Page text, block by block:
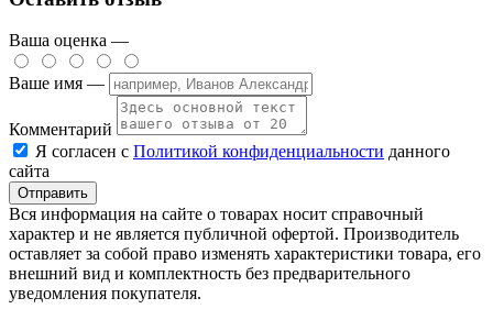
Ваша оценка —
Ваше имя —
Комментарий
Я согласен с Политикой конфиденциальности данного
сайта
Вся информация на сайте о товарах носит справочный
характер и не является публичной офертой. Производитель
оставляет за собой право изменять характеристики товара, его
внешний вид и комплектность без предварительного
уведомления покупателя.